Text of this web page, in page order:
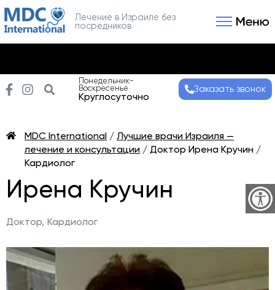
Лечение в Израиле без
посредников
Понедельник-
Воскресенье
Круглосуточно
Заказать звонок
MDC International / Лучшие врачи Израиля —
лечение и консультации / Доктор Ирена Кручин /
Кардиолог
Ирена Кручин
Доктор, Кардиолог